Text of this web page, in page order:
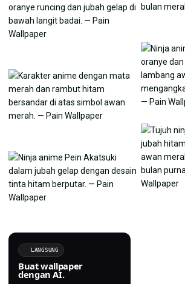
LANGSUNG
Buat wallpaper
dengan AI.